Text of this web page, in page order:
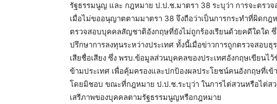
รัฐธรรมนูญ และ กฎหมาย ป.ป.ช.มาตรา 38 ระบุว่า การจะตรว
เมื่อไม่ขออนุญาตตามมาตรา 38 จึงถือว่าเป็นการกระทำที่ผิดกฎ
ตรวจสอบบุคคลสัญชาติอังกฤษที่ยังไม่ถูกร้องเรียนด้วยคดีใดใด
ปรึกษาการลงทุนระหว่างประเทศ ทั้งนี้เมื่อข่าวการถูกตรวจสอบ
เสียชื่อเสียง ซึ่ง พรบ.ข้อมูลส่วนบุคคลของประเทศอังกฤษเขียนไ
ข้ามประเทศ เพื่อคุ้มครองและปกป้องผลประโยชน์คนอังกฤษที่เ
โดยมิชอบ ขณะที่กฎหมาย ป.ป.ช.ระบุว่า ในการไต่สวนหรือไต่สว
เสรีภาพของบุคคลตามรัฐธรรมนูญหรือกฎหมาย